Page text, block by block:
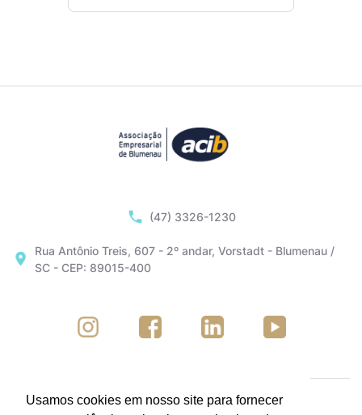
(47) 3326-1230
Rua Antônio Treis, 607 - 2º andar, Vorstadt - Blumenau /
SC - CEP: 89015-400
Usamos cookies em nosso site para fornecer